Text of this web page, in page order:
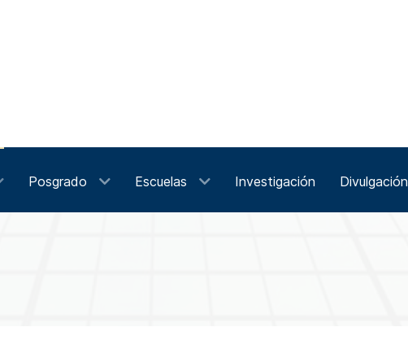
Posgrado Escuelas Investigación Divulgación